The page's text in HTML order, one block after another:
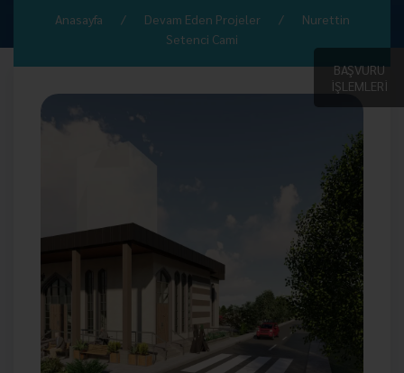
BAŞVURU
İŞLEMLERİ
Anasayfa Devam Eden Projeler
Nurettin
Setenci Cami